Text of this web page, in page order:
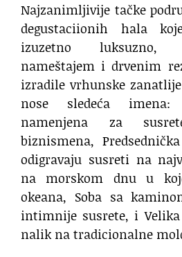
Najzanimljivije tačke
degustaciionih hala
izuzetno luksuzno,
nameštajem i drvenim
izradile vrhunske
nose sledeća imena:
namenjena za
biznismena,
odigravaju susreti na
na morskom dnu u
okeana, Soba sa
intimnije susrete, i
nalik na tradicionalne